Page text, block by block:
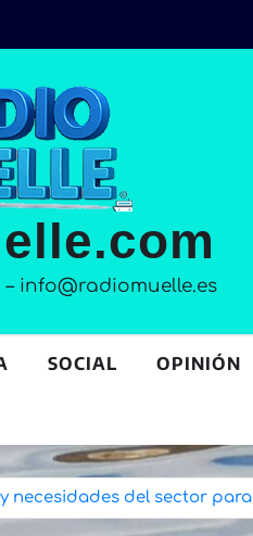
info@radiomuelle.es
SOCIAL OPINIÓN
necesidades del sector para